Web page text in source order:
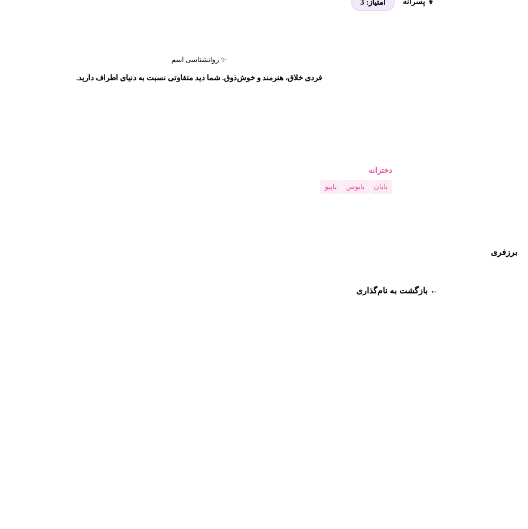
امتیاز: 3
✨ روانشناسی اسم
فردی خلاق، هنرمند و خوش‌ذوق. شما دید متفاوتی نسبت به دنیای اطراف دارید.
دخترانه
بابان بابوس باپیو
برزفری
← بازگشت به نام‌گذاری